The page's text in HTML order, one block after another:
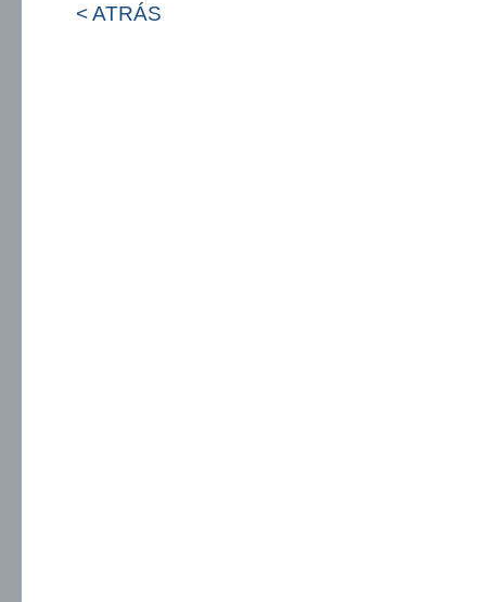
< ATRÁS